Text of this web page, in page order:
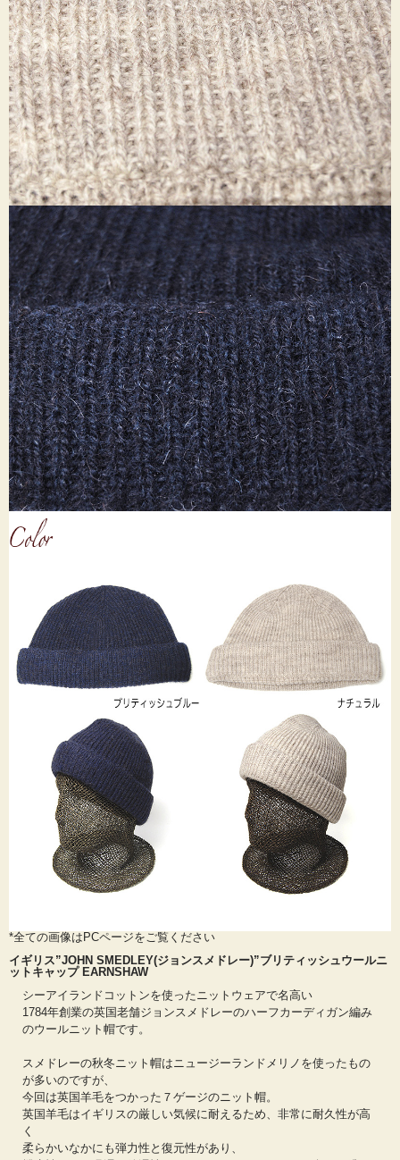
*全ての画像はPCページをご覧ください
イギリス”JOHN SMEDLEY(ジョンスメドレー)”ブリティッシュウールニ
ットキャップ EARNSHAW
シーアイランドコットンを使ったニットウェアで名高い
1784年創業の英国老舗ジョンスメドレーのハーフカーディガン編み
のウールニット帽です。
スメドレーの秋冬ニット帽はニュージーランドメリノを使ったもの
が多いのですが、
今回は英国羊毛をつかった７ゲージのニット帽。
英国羊毛はイギリスの厳しい気候に耐えるため、非常に耐久性が高
く
柔らかいなかにも弾力性と復元性があり、